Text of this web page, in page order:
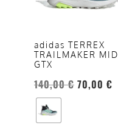
adidas TERREX
TRAILMAKER MID
GTX
140,00€ 70,00 €
varianti.
opzioni
possono
essere
scelte
nella
pagina